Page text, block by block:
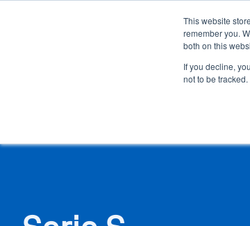
This website
remember you.
both on this
If you decline,
not to be tracked.
Behandlungseinheiten